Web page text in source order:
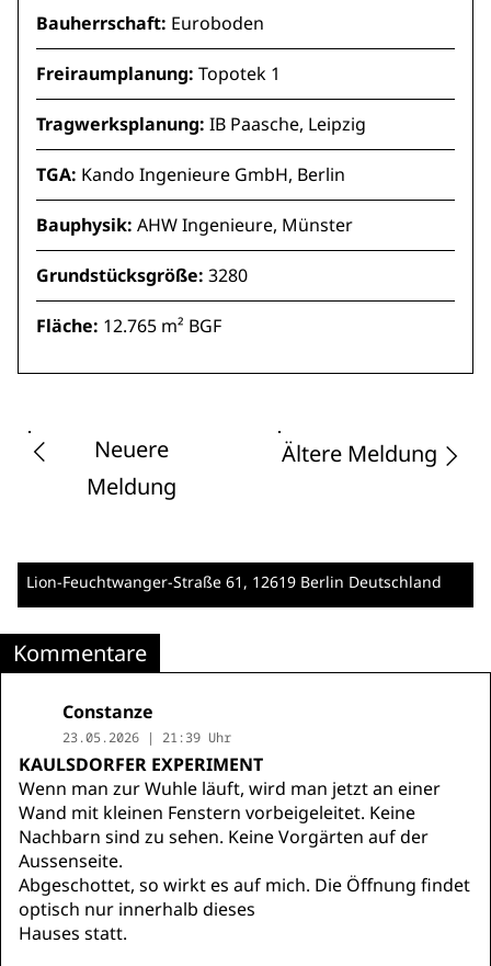
Bauherrschaft: Euroboden
Freiraumplanung: Topotek 1
Tragwerksplanung: IB Paasche, Leipzig
TGA: Kando Ingenieure GmbH, Berlin
Bauphysik: AHW Ingenieure, Münster
Grundstücksgröße: 3280
Fläche: 12.765 m² BGF
Neuere
Meldung
Ältere Meldung
Lion-Feuchtwanger-Straße 61 , 12619 Berlin Deutschland
Kommentare
Constanze
23.05.2026 | 21:39 Uhr
KAULSDORFER EXPERIMENT
Wenn man zur Wuhle läuft, wird man jetzt an einer
Wand mit kleinen Fenstern vorbeigeleitet. Keine
Nachbarn sind zu sehen. Keine Vorgärten auf der
Aussenseite.
Abgeschottet, so wirkt es auf mich. Die Öffnung findet
optisch nur innerhalb dieses
Hauses statt.